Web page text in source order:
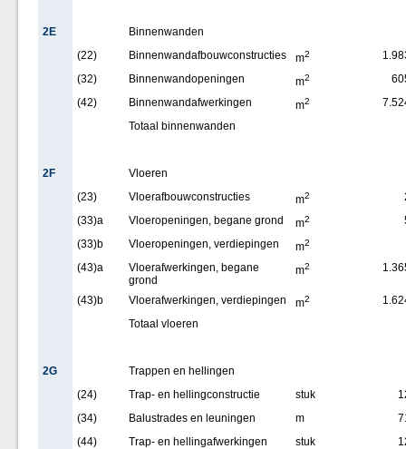
2E
Binnenwanden
(22)
Binnenwandafbouwconstructies m2
(32)
Binnenwandopeningen m2
(42)
Binnenwandafwerkingen m2
Totaal binnenwanden
2F
Vloeren
(23)
Vloerafbouwconstructies m2
(33)a
Vloeropeningen, begane grond m2
(33)b
Vloeropeningen, verdiepingen m2
(43)a
Vloerafwerkingen, begane
grond
m2
(43)b Vloerafwerkingen, verdiepingen m2
Totaal vloeren
2G
Trappen en hellingen
(24)
Trap- en hellingconstructie stuk
(34)
Balustrades en leuningen m
(44)
Trap- en hellingafwerkingen stuk